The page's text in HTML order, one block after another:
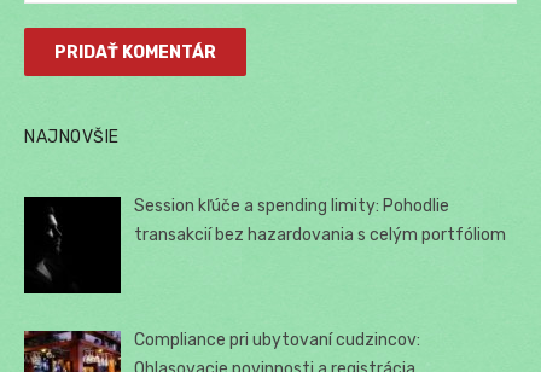
NAJNOVŠIE
Session kľúče a spending limity: Pohodlie
transakcií bez hazardovania s celým portfóliom
Compliance pri ubytovaní cudzincov: